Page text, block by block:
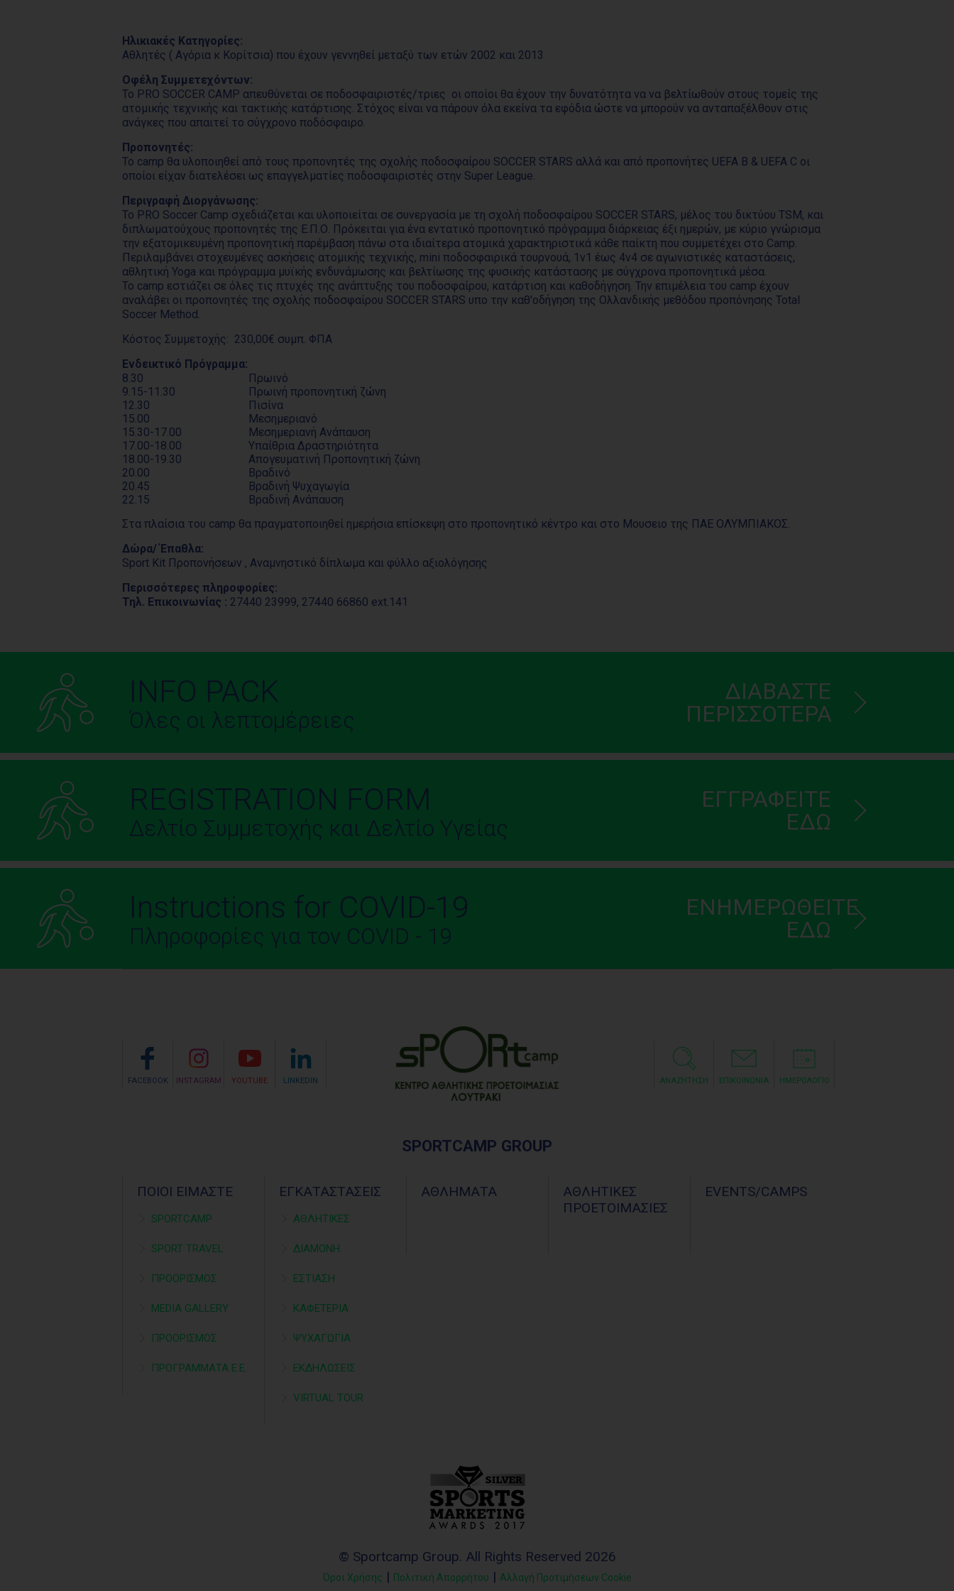
Ηλικιακές Κατηγορίες:
Αθλητές ( Αγόρια κ Κορίτσια) που έχουν γεννηθεί μεταξύ των ετών 2002 και 2013
Οφέλη Συμμετεχόντων:
Το PRO SOCCER CAMP απευθύνεται σε ποδοσφαιριστές/τριες οι οποίοι θα έχουν την δυνατότητα να να βελτίωθούν στους τομείς της
ατομικής τεχνικής και τακτικής κατάρτισης. Στόχος είναι να πάρουν όλα εκείνα τα εφόδια ώστε να μπορούν να ανταπαξέλθουν στις
ανάγκες που απαιτεί το σύγχρονο ποδόσφαιρο.
Προπονητές:
Το camp θα υλοποιηθεί από τους προπονητές της σχολής ποδοσφαίρου SOCCER STARS αλλά και από προπονήτες UEFA B & UEFA C οι
οποίοι είχαν διατελέσει ως επαγγελματίες ποδοσφαιριστές στην Super League.
Περιγραφή Διοργάνωσης:
Το PRO Soccer Camp σχεδιάζεται και υλοποιείται σε συνεργασία με τη σχολή ποδοσφαίρου SOCCER STARS, μέλος του δικτύου TSM, και
διπλωματούχους προπονητές της Ε.Π.Ο. Πρόκειται για ένα εντατικό προπονητικό πρόγραμμα διάρκειας έξι ημερών, με κύριο γνώρισμα
την εξατομικευμένη προπονητική παρέμβαση πάνω στα ιδιαίτερα ατομικά χαρακτηριστικά κάθε παίκτη που συμμετέχει στο Camp.
Περιλαμβάνει στοχευμένες ασκήσεις ατομικής τεχνικής, mini ποδοσφαιρικά τουρνουά, 1v1 έως 4v4 σε αγωνιστικές καταστάσεις,
αθλητική Yoga και πρόγραμμα μυϊκής ενδυνάμωσης και βελτίωσης της φυσικής κατάστασης με σύγχρονα προπονητικά μέσα.
Το camp εστιάζει σε όλες τις πτυχές της ανάπτυξης του ποδοσφαίρου, κατάρτιση και καθοδήγηση. Την επιμέλεια του camp έχουν
αναλάβει οι προπονητές της σχολής ποδοσφαίρου SOCCER STARS υπο την καθ'οδήγηση της Ολλανδικής μεθόδου προπόνησης Total
Soccer Method.
Κόστος Συμμετοχής: 230,00€ συμπ. ΦΠΑ
Ενδεικτικό Πρόγραμμα:
8.30
Πρωινό
9.15-11.30
Πρωινή προπονητική ζώνη
12.30
Πισίνα
15.00
Μεσημεριανό
15.30-17.00
Μεσημεριανή Ανάπαυση
17.00-18.00
Υπαίθρια Δραστηριότητα
18.00-19.30
Απογευματινή Προπονητική ζώνη
20.00
Βραδινό
20.45
Βραδινή Ψυχαγωγία
22.15
Βραδινή Ανάπαυση
Στα πλαίσια του camp θα πραγματοποιηθεί ημερήσια επίσκεψη στο προπονητικό κέντρο και στο Μουσειο της ΠΑΕ ΟΛΥΜΠΙΑΚΟΣ.
Δώρα/ Έπαθλα:
Sport Kit Προπονήσεων , Αναμνηστικό δίπλωμα και φύλλο αξιολόγησης
Περισσότερες πληροφορίες:
Τηλ. Επικοινωνίας : 27440 23999, 27440 66860 ext.141
INFO PACK
Όλες οι λεπτομέρειες
ΔΙΑΒΑΣΤΕ
ΠΕΡΙΣΣΟΤΕΡΑ
REGISTRATION FORM
Δελτίο Συμμετοχής και Δελτίο Υγείας
ΕΓΓΡΑΦΕΙΤΕ
ΕΔΩ
Instructions for COVID-19
Πληροφορίες για τον COVID - 19
ΕΝΗΜΕΡΩΘΕΙΤΕ
ΕΔΩ
FACEBOOK INSTAGRAM YOUTUBE LINKEDIN ΑΝΑΖΗΤΗΣΗ ΕΠΙΚΟΙΝΩΝΙΑ ΗΜΕΡΟΛΟΓΙΟ
SPORTCAMP GROUP
ΠΟΙΟΙ ΕΙΜΑΣΤΕ
SPORTCAMP
SPORT TRAVEL
ΠΡΟΟΡΙΣΜΟΣ
MEDIA GALLERY
ΠΡΟΟΡΙΣΜΟΣ
ΠΡΟΓΡΑΜΜΑΤΑ Ε.Ε.
ΕΓΚΑΤΑΣΤΑΣΕΙΣ
ΑΘΛΗΤΙΚΕΣ
ΔΙΑΜΟΝΗ
ΕΣΤΙΑΣΗ
ΚΑΦΕΤΕΡΙΑ
ΨΥΧΑΓΩΓΙΑ
ΕΚΔΗΛΩΣΕΙΣ
VIRTUAL TOUR
ΑΘΛΗΜΑΤΑ
ΑΘΛΗΤΙΚΕΣ
ΠΡΟΕΤΟΙΜΑΣΙΕΣ
EVENTS/CAMPS
© Sportcamp Group. All Rights Reserved 2026
Όροι Χρήσης | Πολιτική Απορρήτου | Αλλαγή Προτιμήσεων Cookie